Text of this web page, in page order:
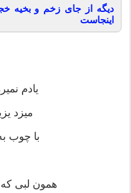
دیگه از جای زخم و بخیه
اینجاست
یادم
میزد
با چوب به
همون لبی که